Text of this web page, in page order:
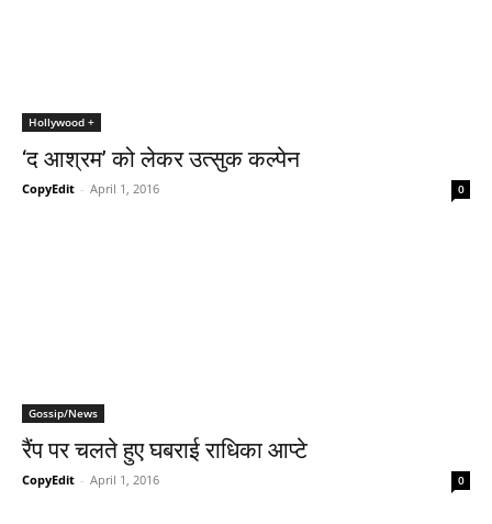
Hollywood +
‘द आश्रम’ को लेकर उत्सुक कल्पेन
CopyEdit - April 1, 2016 0
Gossip/News
रैंप पर चलते हुए घबराई राधिका आप्टे
CopyEdit - April 1, 2016 0